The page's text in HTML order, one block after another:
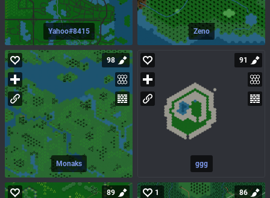
Yahoo#8415 Zeno
Monaks
98
ggg
91
89 1 86